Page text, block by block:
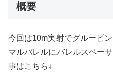
概要
今回は10m実射でグルーピ
マルバレルにバレルスペー
事はこちら↓